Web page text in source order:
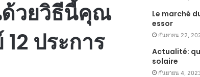
วยวิธีนี้คุณ
ประการ
Le marché
essor
กันยายน 22,
Actualité:
solaire
กันยายน 4,